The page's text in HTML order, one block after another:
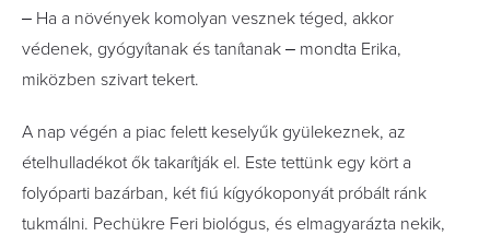
‒ Ha a növények komolyan vesznek téged, akkor
védenek, gyógyítanak és tanítanak ‒ mondta Erika,
miközben szivart tekert.
A nap végén a piac felett keselyűk gyülekeznek, az
ételhulladékot ők takarítják el. Este tettünk egy kört a
folyóparti bazárban, két fiú kígyókoponyát próbált ránk
tukmálni. Pechükre Feri biológus, és elmagyarázta nekik,